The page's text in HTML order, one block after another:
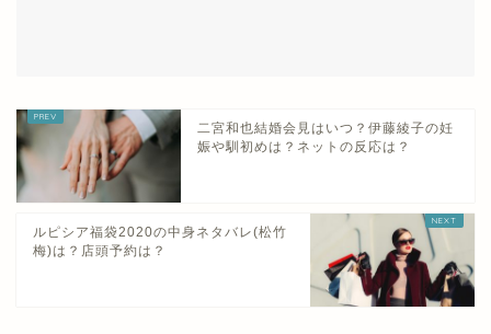
二宮和也結婚会見はいつ？伊藤綾子の妊
娠や馴初めは？ネットの反応は？
ルピシア福袋2020の中身ネタバレ(松竹
梅)は？店頭予約は？